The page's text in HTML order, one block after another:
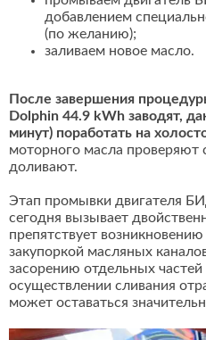
добавлением
(по желанию);
заливаем новое масло.
После завершения
Dolphin 44.9 kWh заводят,
минут) поработать на
моторного масла проверяют
доливают.
Этап промывки двигателя
сегодня вызывает
препятствует
закупоркой масляных
засорению отдельных
осуществлении сливания
может оставаться